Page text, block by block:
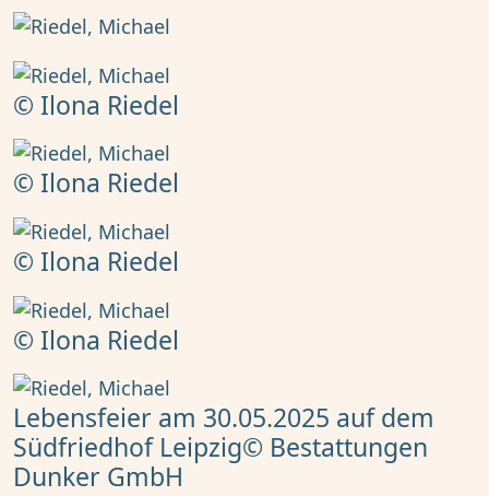
© Ilona Riedel
© Ilona Riedel
© Ilona Riedel
© Ilona Riedel
Lebensfeier am 30.05.2025 auf dem
Südfriedhof Leipzig© Bestattungen
Dunker GmbH